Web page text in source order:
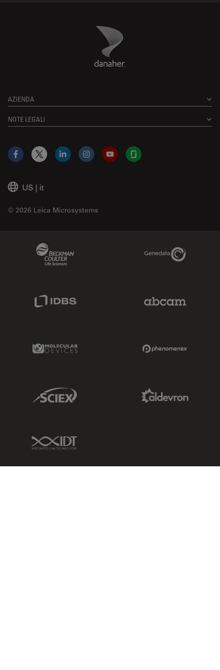
Danaher Logo
AZIENDA
NOTE LEGALI
US | it
© 2026 Leica Microsystems
Facebook
X LinkedInInstagramYouTubeGlassdoor
Genedata Link
IDBS Link
Molecular Devices Link
Sciex Link
IDT Link